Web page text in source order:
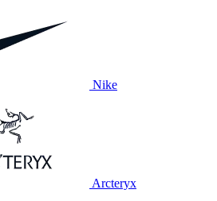
Nike
Arcteryx